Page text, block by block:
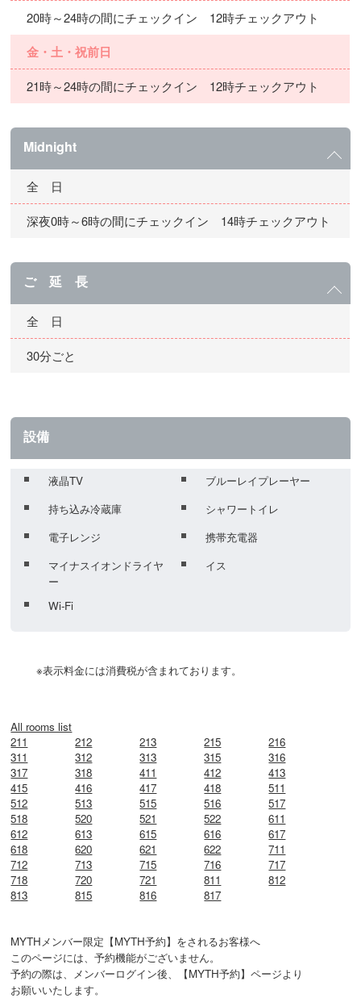
20時～24時の間にチェックイン 12時チェックアウト
金・土・祝前日
21時～24時の間にチェックイン 12時チェックアウト
Midnight
全 日
深夜0時～6時の間にチェックイン 14時チェックアウト
ご 延 長
全 日
30分ごと
設備
液晶TV
ブルーレイプレーヤー
持ち込み冷蔵庫
シャワートイレ
電子レンジ
携帯充電器
マイナスイオンドライヤ
ー
イス
Wi-Fi
	※表示料金には消費税が含まれております。
All rooms list
211
212 213 215
216
311
312 313 315
316
317
318 411 412
413
415
416 417 418
511
512
513 515 516
517
518
520 521 522
611
612
613 615 616
617
618
620 621 622
711
712
713 715 716
717
718
720 721 811
812
813
815 816 817
MYTHメンバー限定【MYTH予約】をされるお客様へ
このページには、予約機能がございません。
予約の際は、メンバーログイン後、【MYTH予約】ページより
お願いいたします。